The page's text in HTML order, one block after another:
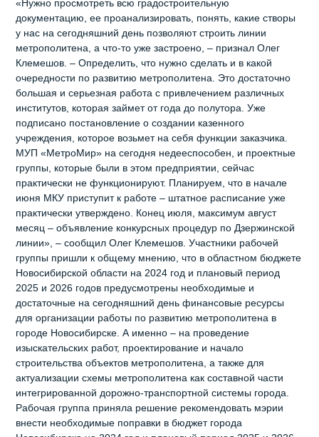
«Нужно просмотреть всю градостроительную
документацию, ее проанализировать, понять, какие створы
у нас на сегодняшний день позволяют строить линии
метрополитена, а что-то уже застроено, – признал Олег
Клемешов. – Определить, что нужно сделать и в какой
очередности по развитию метрополитена. Это достаточно
большая и серьезная работа с привлечением различных
институтов, которая займет от года до полутора. Уже
подписано постановление о создании казенного
учреждения, которое возьмет на себя функции заказчика.
МУП «МетроМир» на сегодня недееспособен, и проектные
группы, которые были в этом предприятии, сейчас
практически не функционируют. Планируем, что в начале
июня МКУ приступит к работе – штатное расписание уже
практически утверждено. Конец июля, максимум август
месяц – объявление конкурсных процедур по Дзержинской
линии», – сообщил Олег Клемешов. Участники рабочей
группы пришли к общему мнению, что в областном бюджете
Новосибирской области на 2024 год и плановый период
2025 и 2026 годов предусмотрены необходимые и
достаточные на сегодняшний день финансовые ресурсы
для организации работы по развитию метрополитена в
городе Новосибирске. А именно – на проведение
изыскательских работ, проектирование и начало
строительства объектов метрополитена, а также для
актуализации схемы метрополитена как составной части
интегрированной дорожно-транспортной системы города.
Рабочая группа приняла решение рекомендовать мэрии
внести необходимые поправки в бюджет города